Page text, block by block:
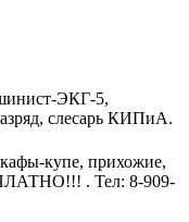
ЭКГ-5,
слесарь КИПиА.
купе, прихожие,
. Тел: 8-909-